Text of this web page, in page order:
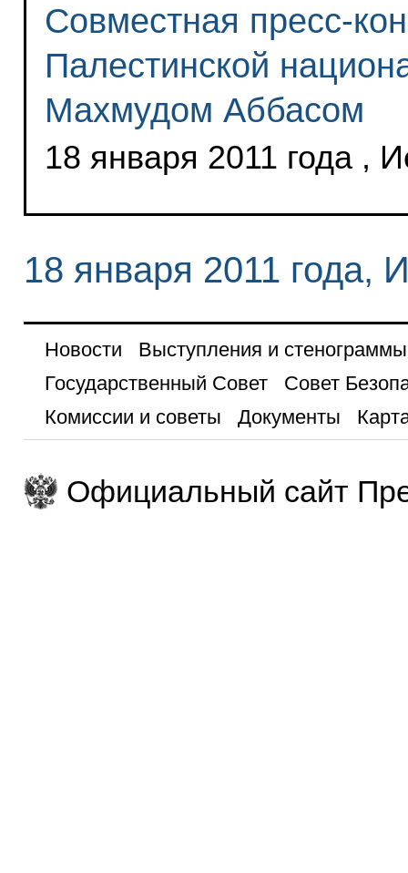
Совместная пресс-
Палестинской
Махмудом Аббасом
18 января 2011 года ,
18 января 2011 года,
Новости
Выступления и стенограммы
Государственный Совет
Совет
Комиссии и советы
Документы
Официальный сайт